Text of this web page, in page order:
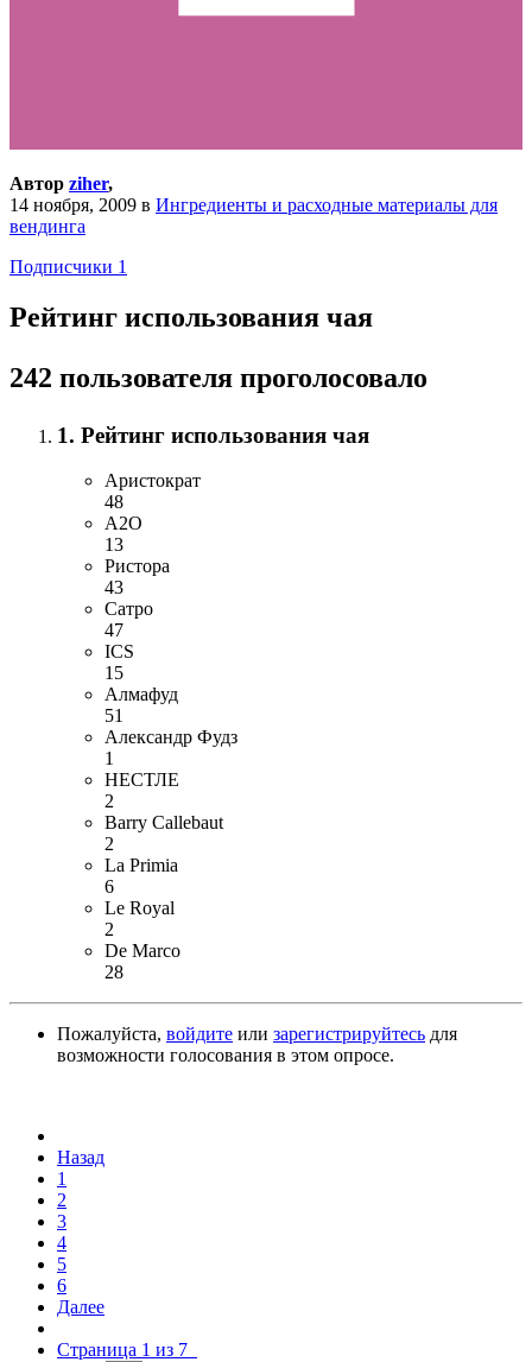
Автор ziher,
14 ноября, 2009 в Ингредиенты и расходные материалы для
вендинга
Подписчики 1
Рейтинг использования чая
242 пользователя проголосовало
1. Рейтинг использования чая
Аристократ
48
А2О
13
Ристора
43
Сатро
47
ICS
15
Алмафуд
51
Александр Фудз
1
НЕСТЛЕ
2
Barry Callebaut
2
La Primia
6
Le Royal
2
De Marco
28
Пожалуйста, войдите или зарегистрируйтесь для
возможности голосования в этом опросе.
Назад
1
2
3
4
5
6
Далее
Страница 1 из 7